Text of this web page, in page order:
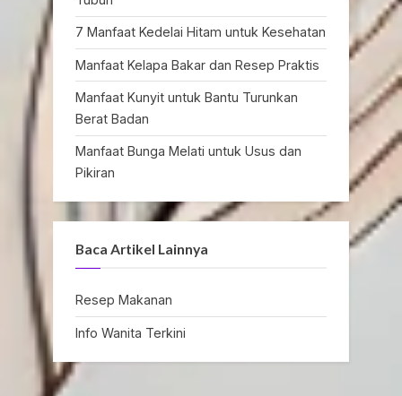
7 Manfaat Kedelai Hitam untuk Kesehatan
Manfaat Kelapa Bakar dan Resep Praktis
Manfaat Kunyit untuk Bantu Turunkan
Berat Badan
Manfaat Bunga Melati untuk Usus dan
Pikiran
Baca Artikel Lainnya
Resep Makanan
Info Wanita Terkini